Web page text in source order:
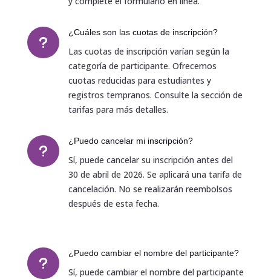
u
¿Cuáles son las cuotas de inscripción?
Las cuotas de inscripción varían según la
categoría de participante. Ofrecemos
cuotas reducidas para estudiantes y
registros tempranos. Consulte la sección de
tarifas para más detalles.
u
¿Puedo cancelar mi inscripción?
Sí, puede cancelar su inscripción antes del
30 de abril de 2026. Se aplicará una tarifa de
cancelación. No se realizarán reembolsos
después de esta fecha.
u
¿Puedo cambiar el nombre del participante?
Sí, puede cambiar el nombre del participante